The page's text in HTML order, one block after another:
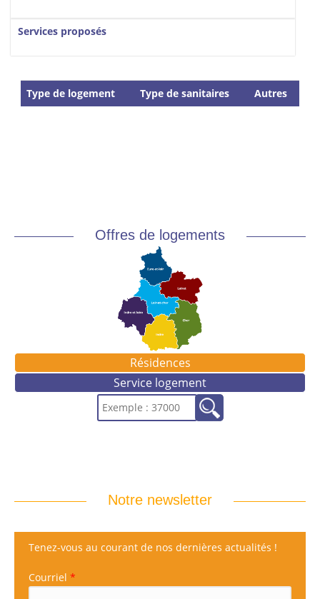
Services proposés
Type de logement Type de sanitaires Autres
Offres de logements
Résidences
Service logement
Notre newsletter
Tenez-vous au courant de nos dernières actualités !
Courriel *